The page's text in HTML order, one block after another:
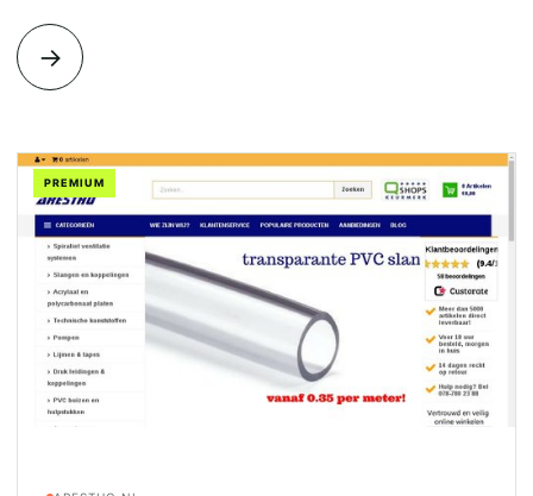
→
PREMIUM